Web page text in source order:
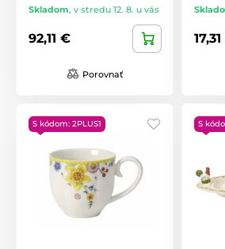
Skladom, v stredu 12. 8. u vás
92,11 €
Porovnať
S kódom: 2PLUS1 S